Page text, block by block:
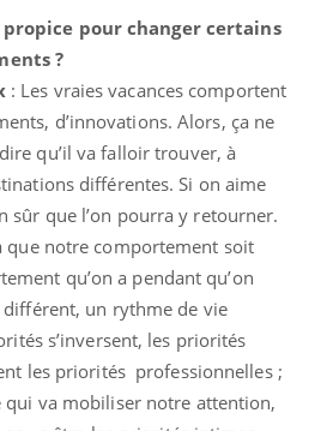
pour changer certains
?
: Les vraies vacances comportent
d’innovations. Alors, ça ne
qu’il va falloir trouver, à
différentes. Si on aime
sûr que l’on pourra y retourner.
que notre comportement soit
qu’on a pendant qu’on
un rythme de vie
s’inversent, les priorités
les priorités professionnelles ;
qui va mobiliser notre attention,